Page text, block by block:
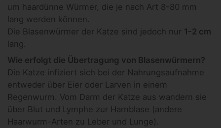
um haardünne Würmer, die je nach Art 8-80 mm
lang werden können.
Die Blasenwürmer der Katze sind jedoch nur 1-2 cm
lang.
Wie erfolgt die Übertragung von Blasenwürmern?
Die Katze infiziert sich bei der Nahrungsaufnahme
entweder über Eier oder Larven in einem
Regenwurm. Vom Darm der Katze aus wandern sie
über Blut und Lymphe zur Harnblase (andere
Haarwurm-Arten zu Leber und Lunge).